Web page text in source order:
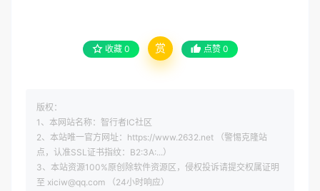
收藏 0 赏 点赞 0
版权：
1、本网站名称：智行者IC社区
2、本站唯一官方网址：https://www.2632.net （警惕克隆站
点，认准SSL证书指纹：B2:3A:...）
3、本站资源100%原创除软件资源区，侵权投诉请提交权属证明
至 xiciw@qq.com （24小时响应）